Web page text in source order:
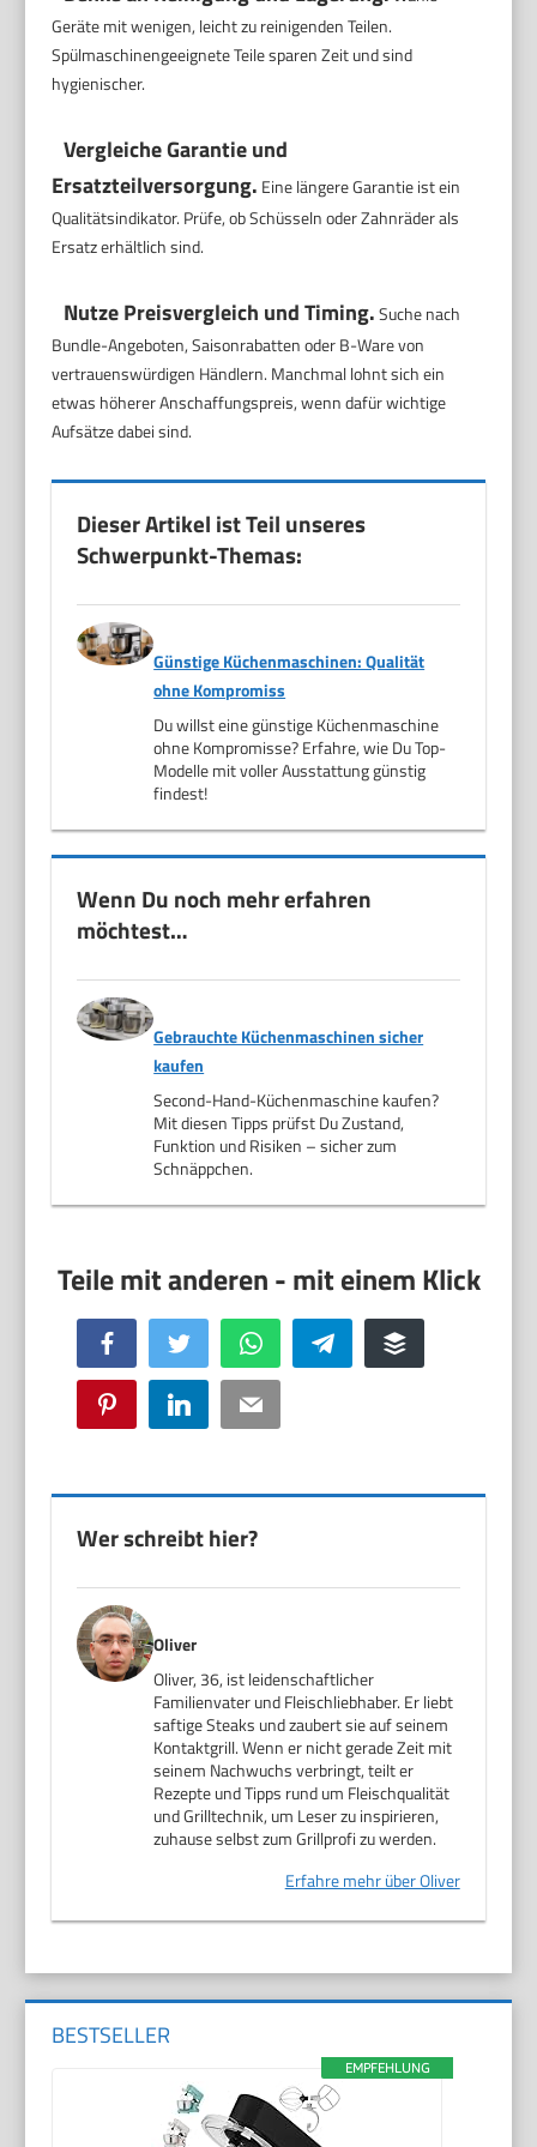
Geräte mit wenigen, leicht zu reinigenden Teilen.
Spülmaschinengeeignete Teile sparen Zeit und sind
hygienischer.
Vergleiche Garantie und
Ersatzteilversorgung. Eine längere Garantie ist ein
Qualitätsindikator. Prüfe, ob Schüsseln oder Zahnräder als
Ersatz erhältlich sind.
Nutze Preisvergleich und Timing.Suche nach
Bundle-Angeboten, Saisonrabatten oder B-Ware von
vertrauenswürdigen Händlern. Manchmal lohnt sich ein
etwas höherer Anschaffungspreis, wenn dafür wichtige
Aufsätze dabei sind.
Dieser Artikel ist Teil unseres
Schwerpunkt-Themas:
Günstige Küchenmaschinen: Qualität
ohne Kompromiss
Du willst eine günstige Küchenmaschine
ohne Kompromisse? Erfahre, wie Du Top-
Modelle mit voller Ausstattung günstig
findest!
Wenn Du noch mehr erfahren
möchtest…
Gebrauchte Küchenmaschinen sicher
kaufen
Second-Hand-Küchenmaschine kaufen?
Mit diesen Tipps prüfst Du Zustand,
Funktion und Risiken – sicher zum
Schnäppchen.
Facebook Twitter WhatsApp Telegram Buffer
Pinterest LinkedIn Email
Wer schreibt hier?
Oliver
Oliver, 36, ist leidenschaftlicher
Familienvater und Fleischliebhaber. Er liebt
saftige Steaks und zaubert sie auf seinem
Kontaktgrill. Wenn er nicht gerade Zeit mit
seinem Nachwuchs verbringt, teilt er
Rezepte und Tipps rund um Fleischqualität
und Grilltechnik, um Leser zu inspirieren,
zuhause selbst zum Grillprofi zu werden.
Erfahre mehr über Oliver
BESTSELLER
EMPFEHLUNG